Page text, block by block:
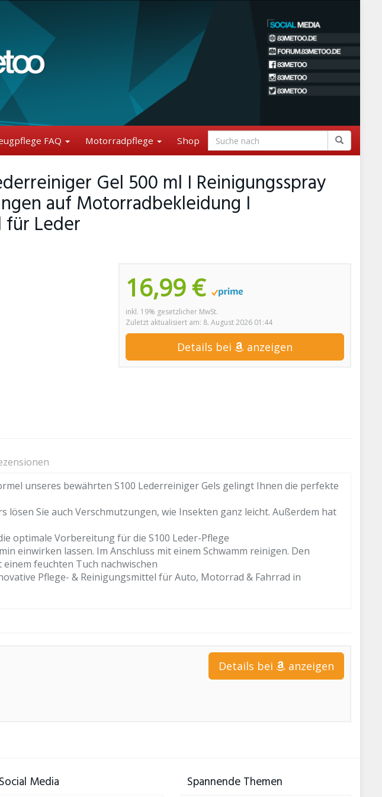
FAQ Motorradpflege Shop
Gel 500 ml I Reinigungsspray
auf Motorradbekleidung I
für Leder
16,99 €
inkl. 19% gesetzlicher MwSt.
Zuletzt aktualisiert am: 8. August 2026 01:44
Details bei anzeigen
unseres bewährten S100 Lederreiniger Gels gelingt Ihnen die perfekte
lösen Sie auch Verschmutzungen, wie Insekten ganz leicht. Außerdem hat
optimale Vorbereitung für die S100 Leder-Pflege
einwirken lassen. Im Anschluss mit einem Schwamm reinigen. Den
feuchten Tuch nachwischen
Pflege- & Reinigungsmittel für Auto, Motorrad & Fahrrad in
Details bei anzeigen
Social Media Spannende Themen